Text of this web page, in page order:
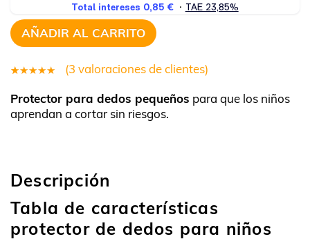
AÑADIR AL CARRITO
4.33
sobre 5
clientes
(3 valoraciones de clientes)
Protector para dedos pequeños para que los niños
aprendan a cortar sin riesgos.
Descripción
Tabla de características
protector de dedos para niños